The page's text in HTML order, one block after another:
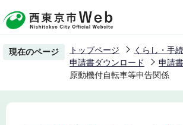
の
ー
の
先
現在のページ トップページ
くらし・手
申請書ダウンロード
申請
原動機付自転車等申告関係